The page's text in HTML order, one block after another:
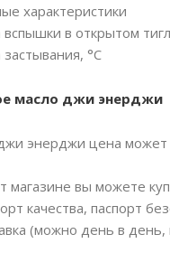
характеристики
в открытом
°С
масло джи энерджи
энерджи цена может
магазине вы можете
качества, паспорт
(можно день в